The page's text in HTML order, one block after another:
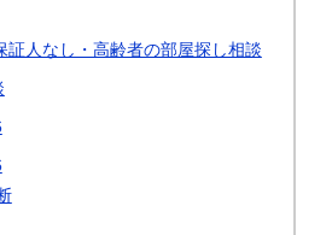
証人なし・高齢者の部屋探し相談